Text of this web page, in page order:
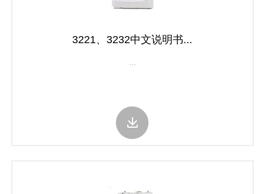
3221、3232中文说明书...